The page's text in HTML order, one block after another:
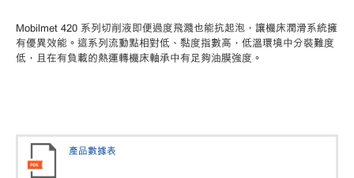
Mobilmet 420 系列切削液即便過度飛濺也能抗起泡，讓機床潤滑系統擁
有優異效能。這系列流動點相對低、黏度指數高，低溫環境中分裝難度
低，且在有負載的熱運轉機床軸承中有足夠油膜強度。
產品數據表